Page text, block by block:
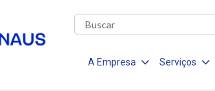
A Empresa Serviços